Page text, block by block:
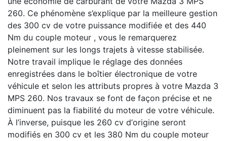
260. Ce phénomène s’explique par la meilleure gestion
des 300 cv de votre puissance modifiée et des 440
Nm du couple moteur , vous le remarquerez
pleinement sur les longs trajets à vitesse stabilisée.
Notre travail implique le réglage des données
enregistrées dans le boîtier électronique de votre
véhicule et selon les attributs propres à votre Mazda 3
MPS 260. Nos travaux se font de façon précise et ne
diminuent pas la fiabilité du moteur de votre véhicule.
À l’inverse, puisque les 260 cv d’origine seront
modifiés en 300 cv et les 380 Nm du couple moteur